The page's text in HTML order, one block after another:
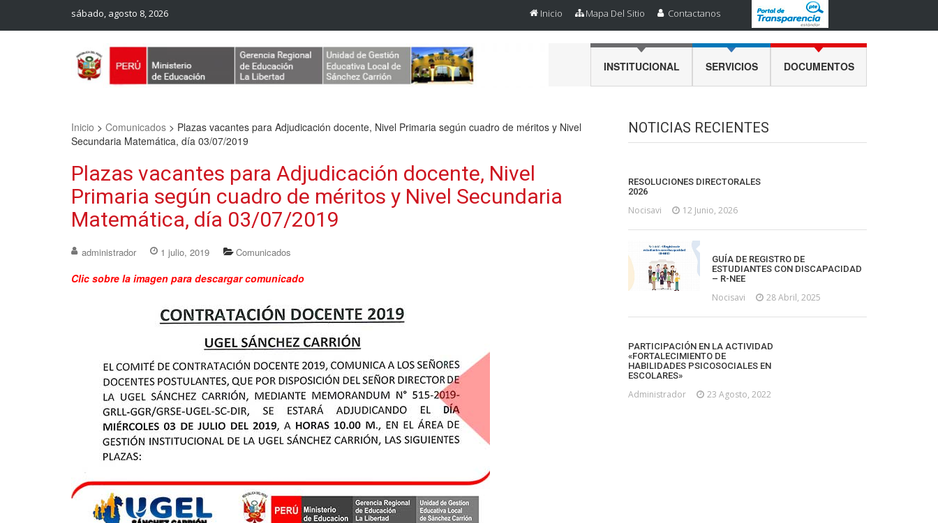
sábado, agosto 8, 2026 Inicio Mapa Del Sitio Contactanos
INSTITUCIONAL SERVICIOS DOCUMENTOS
Inicio > Comunicados > Plazas vacantes para Adjudicación docente, Nivel Primaria según cuadro de méritos y Nivel
Secundaria Matemática, día 03/07/2019
Plazas vacantes para Adjudicación docente, Nivel
Primaria según cuadro de méritos y Nivel Secundaria
Matemática, día 03/07/2019
administrador 1 julio, 2019 Comunicados
Clic sobre la imagen para descargar comunicado
NOTICIAS RECIENTES
RESOLUCIONES DIRECTORALES
2026
Nocisavi 12 Junio, 2026
GUÍA DE REGISTRO DE
ESTUDIANTES CON DISCAPACIDAD
– R-NEE
Nocisavi 28 Abril, 2025
PARTICIPACIÓN EN LA ACTIVIDAD
«FORTALECIMIENTO DE
HABILIDADES PSICOSOCIALES EN
ESCOLARES»
Administrador 23 Agosto, 2022